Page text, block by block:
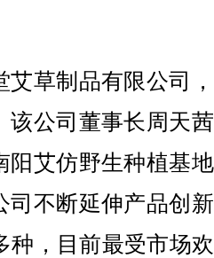
草制品有限公司
该公司董事长周天
阳艾仿野生种植基
司不断延伸产品创
种，目前最受市场